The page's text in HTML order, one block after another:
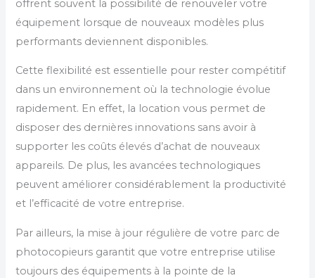
offrent souvent la possibilité de renouveler votre
équipement lorsque de nouveaux modèles plus
performants deviennent disponibles.
Cette flexibilité est essentielle pour rester compétitif
dans un environnement où la technologie évolue
rapidement. En effet, la location vous permet de
disposer des dernières innovations sans avoir à
supporter les coûts élevés d’achat de nouveaux
appareils. De plus, les avancées technologiques
peuvent améliorer considérablement la productivité
et l’efficacité de votre entreprise.
Par ailleurs, la mise à jour régulière de votre parc de
photocopieurs garantit que votre entreprise utilise
toujours des équipements à la pointe de la